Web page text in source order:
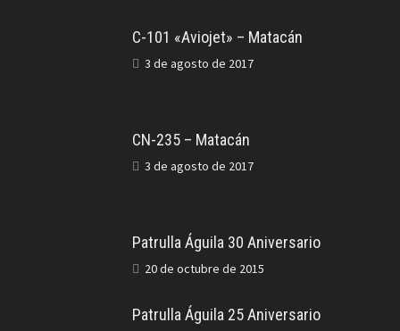
C-101 «Aviojet» – Matacán
3 de agosto de 2017
CN-235 – Matacán
3 de agosto de 2017
Patrulla Águila 30 Aniversario
20 de octubre de 2015
Patrulla Águila 25 Aniversario